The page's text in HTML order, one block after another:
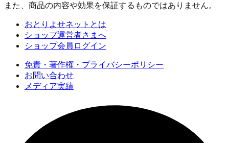
また、商品の内容や効果を保証するものではありません。
おとりよせネットとは
ショップ運営者さまへ
ショップ会員ログイン
免責・著作権・プライバシーポリシー
お問い合わせ
メディア実績